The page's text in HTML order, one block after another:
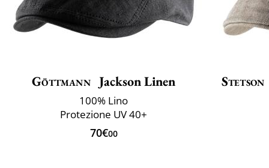
Göttmann Jackson Linen
100% Lino
Protezione UV 40+
70€00
Stetson